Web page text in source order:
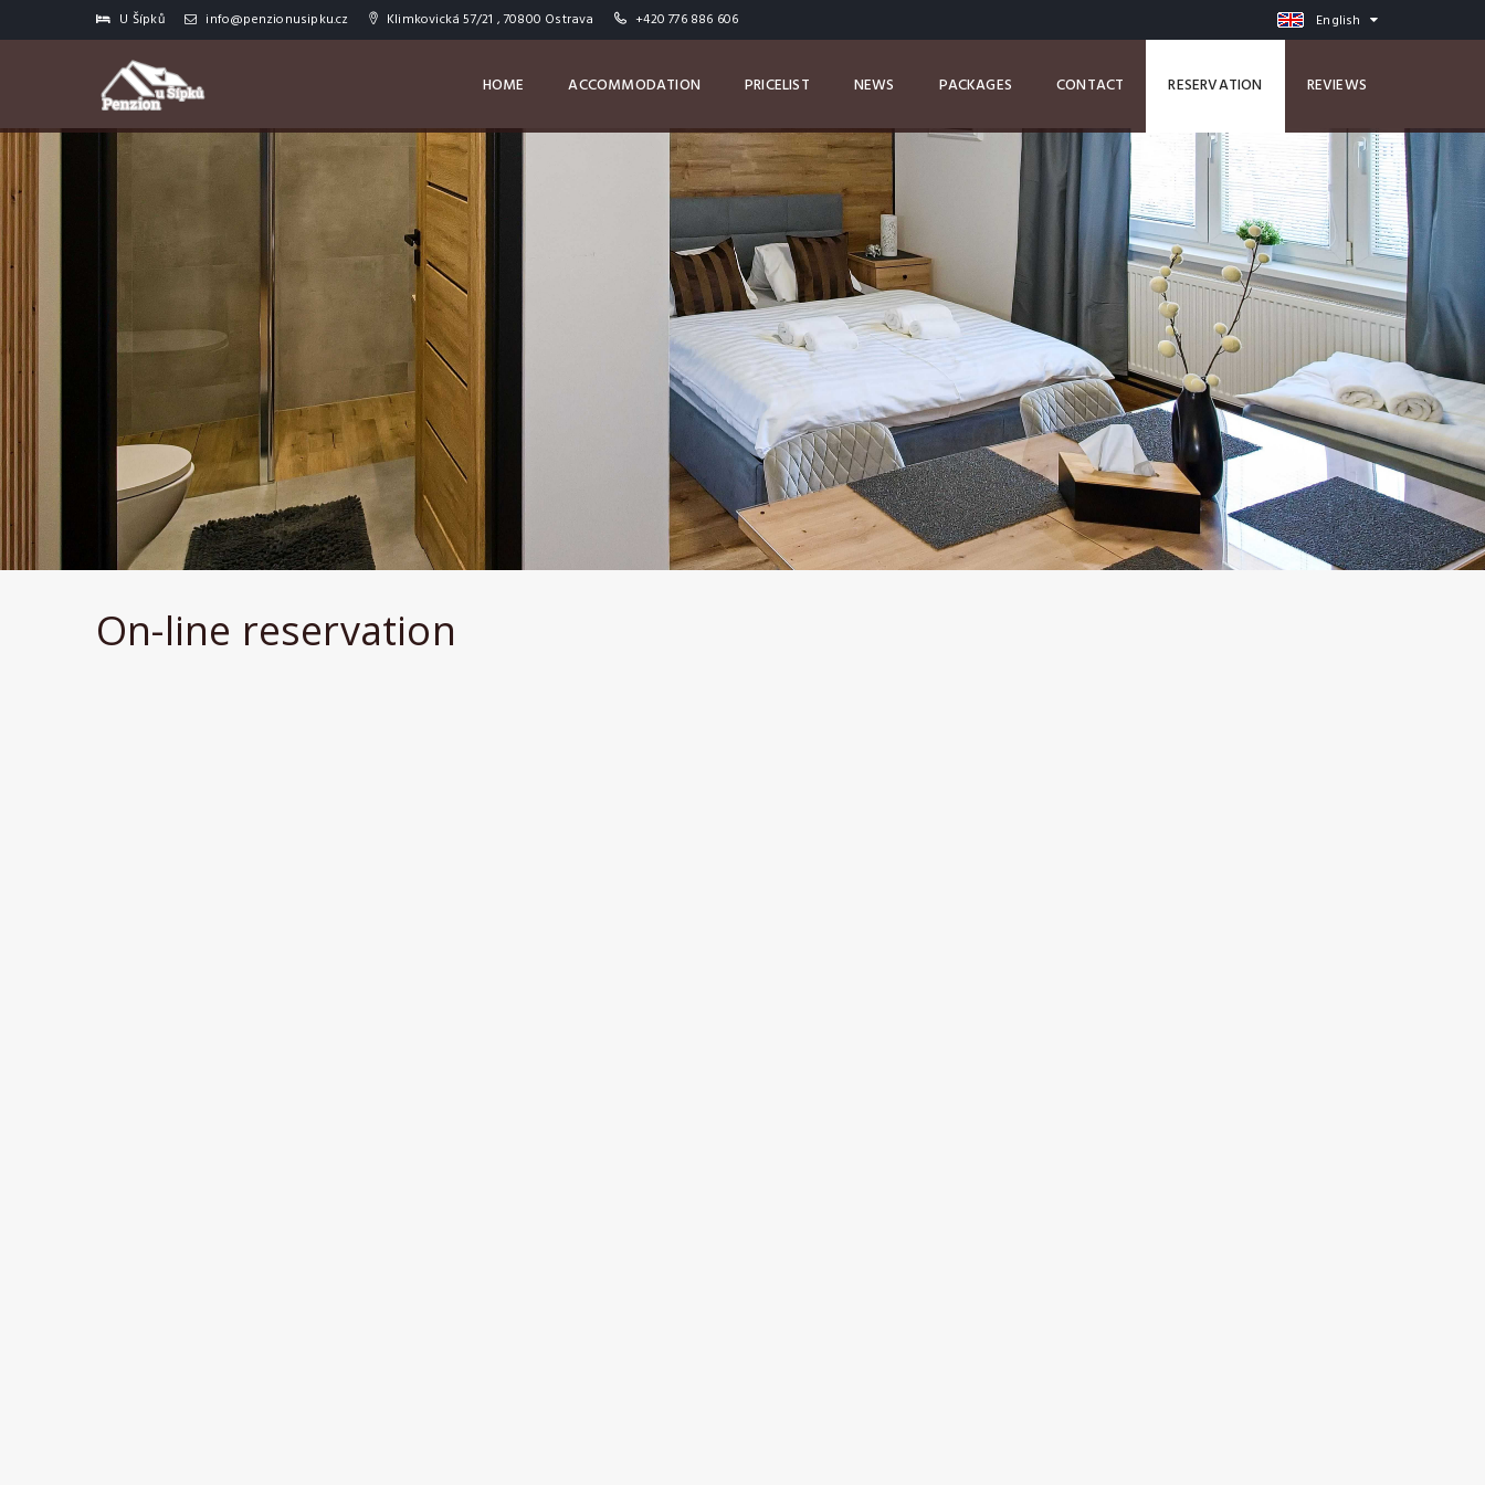
U Šípků info@penzionusipku.cz Klimkovická 57/21 , 70800 Ostrava +420 776 886 606 English
HOME ACCOMMODATION PRICELIST NEWS PACKAGES CONTACT RESERVATION REVIEWS
On-line reservation